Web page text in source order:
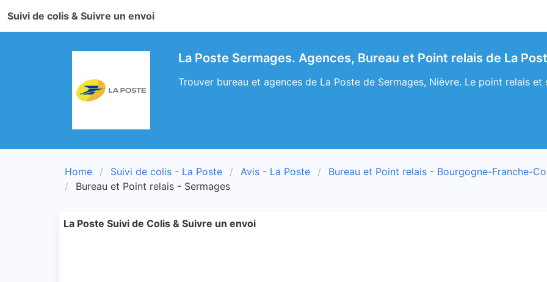
Suivi de colis & Suivre un envoi
La Poste Sermages. Agences, Bureau et Point relais de La
Trouver bureau et agences de La Poste de Sermages, Nièvre. Le point relais
Home Suivi de colis - La Poste Avis - La Poste
Bureau et Point relais - Bourgogne-Franche-
Bureau et Point relais - Sermages
La Poste Suivi de Colis & Suivre un envoi